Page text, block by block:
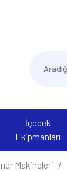
İçecek
Ekipmanları
Makineleri